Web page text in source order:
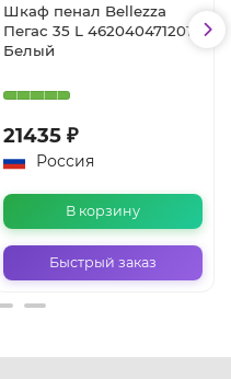
Шкаф пенал Bellezza
Пегас 35 L 4620404712017
Белый
21435 ₽
Россия
В корзину
Быстрый заказ